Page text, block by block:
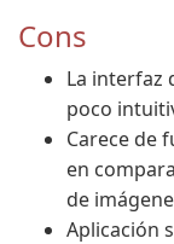
Cons
La interfaz
poco
Carece de
en
de
Aplicación